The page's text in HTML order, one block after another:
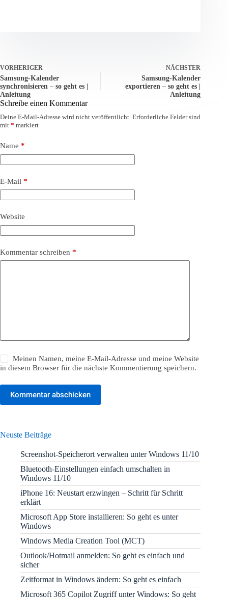
VORHERIGER
Samsung-Kalender
synchronisieren – so geht es |
Anleitung
NÄCHSTER
Samsung-Kalender
exportieren – so geht es |
Anleitung
Schreibe einen Kommentar
Deine E-Mail-Adresse wird nicht veröffentlicht. Erforderliche Felder sind
mit * markiert
Name *
E-Mail *
Website
Kommentar schreiben *
Meinen Namen, meine E-Mail-Adresse und meine Website
in diesem Browser für die nächste Kommentierung speichern.
Kommentar abschicken
Neuste Beiträge
Screenshot-Speicherort verwalten unter Windows 11/10
Bluetooth-Einstellungen einfach umschalten in
Windows 11/10
iPhone 16: Neustart erzwingen – Schritt für Schritt
erklärt
Microsoft App Store installieren: So geht es unter
Windows
Windows Media Creation Tool (MCT)
Outlook/Hotmail anmelden: So geht es einfach und
sicher
Zeitformat in Windows ändern: So geht es einfach
Microsoft 365 Copilot Zugriff unter Windows: So geht